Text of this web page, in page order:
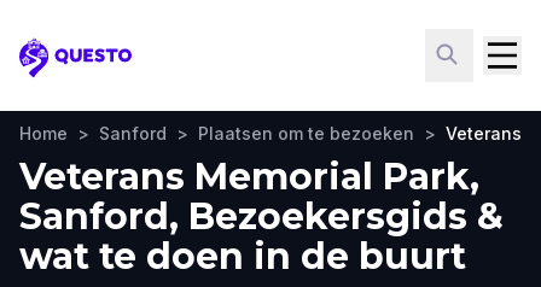
Questo
Home > Sanford > Plaatsen om te bezoeken > Veterans
Veterans Memorial Park,
Sanford, Bezoekersgids &
wat te doen in de buurt